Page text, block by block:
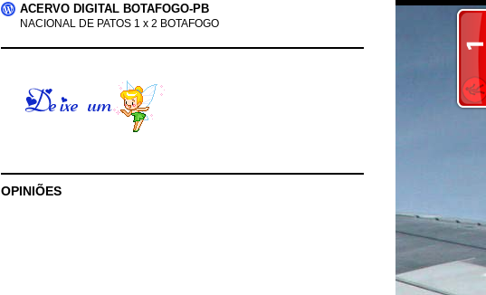
ACERVO DIGITAL BOTAFOGO-PB
NACIONAL DE PATOS 1 x 2 BOTAFOGO
OPINIÕES